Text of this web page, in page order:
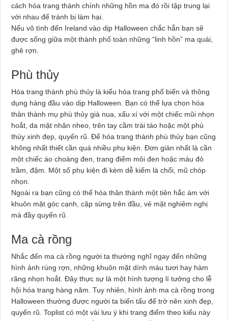
cách hóa trang thành chính những hồn ma đó rồi tập trung lại
với nhau để tránh bị làm hại.
Nếu vô tình đến Ireland vào dịp Halloween chắc hẳn bạn sẽ
được sống giữa một thành phố toàn những “linh hồn” ma quái,
ghê rợn.
Phù thủy
Hóa trang thành phù thủy là kiểu hóa trang phổ biến và thông
dụng hàng đầu vào dịp Halloween. Bạn có thể lựa chọn hóa
thân thành mụ phù thủy già nua, xấu xí với một chiếc mũi nhọn
hoắt, da mặt nhăn nheo, trên tay cầm trái táo hoặc một phù
thủy xinh đẹp, quyến rũ. Để hóa trang thành phù thủy bạn cũng
không nhất thiết cần quá nhiều phụ kiện. Đơn giản nhất là cần
một chiếc áo choàng đen, trang điểm môi đen hoặc màu đỏ
trầm, đậm. Một số phụ kiện đi kèm dễ kiếm là chổi, mũ chóp
nhọn.
Ngoài ra bạn cũng có thể hóa thân thành một tiên hắc ám với
khuôn mặt góc cạnh, cặp sừng trên đầu, vẻ mặt nghiêm nghị
mà đầy quyến rũ.
Ma cà rồng
Nhắc đến ma cà rồng người ta thường nghĩ ngay đến những
hình ảnh rùng rợn, những khuôn mặt dính máu tươi hay hàm
răng nhọn hoắt. Đây thực sự là một hình tượng lí tưởng cho lễ
hội hóa trang hàng năm. Tuy nhiên, hình ảnh ma cà rồng trong
Halloween thường được người ta biến tấu để trở nên xinh đẹp,
quyến rũ. Toplist có một vài lưu ý khi trang điểm theo kiểu này